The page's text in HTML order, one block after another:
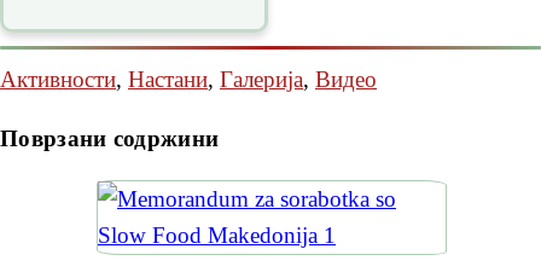
Активности, Настани, Галерија, Видео
Поврзани содржини